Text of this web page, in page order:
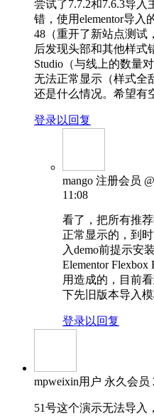
尝试了7.7.2和7.6.3导
错，使用elementor导入
48（重开了新站点测试
后发现头部和其他样式
Studio（与线上的数量
无法正常显示（样式全
还是什么情况。希望有
登录以回复
mango 注册会员 @
11:08
看了，把所有推
正常显示的，到
入demo前提示安
Elementor
用造成的，目前
下先旧版本导入
登录以回复
mpweixin用户 永久会员
51号这个演示无法导入